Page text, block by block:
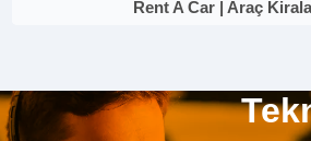
Rent A Car | Araç